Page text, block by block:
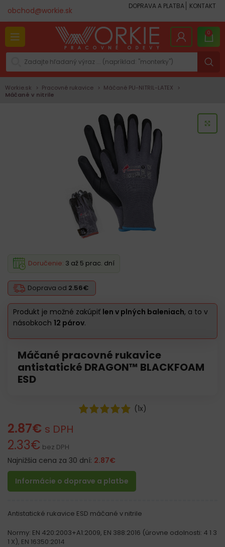
obchod@workie.sk DOPRAVA A PLATBA KONTAKT
0
Workie.sk Pracovné rukavice
Máčané PU-NITRIL-LATEX
Máčané v nitrile
Máčané pracovné rukavice
antistatické DRAGON™ BLACKFOAM
ESD
Doprava od 2.56€
Doručenie: 3 až 5 prac. dní
(1x)
2.87€ s DPH
2.33€ bez DPH
Produkt je možné zakúpiť len v plných baleniach, a to v
násobkoch 12 párov.
Najnižšia cena za 30 dní: 2.87€
Informácie o doprave a platbe
Antistatické rukavice ESD máčané v nitrile
Normy: EN 420:2003+A1:2009, EN 388:2016 (úrovne odolnosti: 4 1 3
1 X), EN 16350:2014